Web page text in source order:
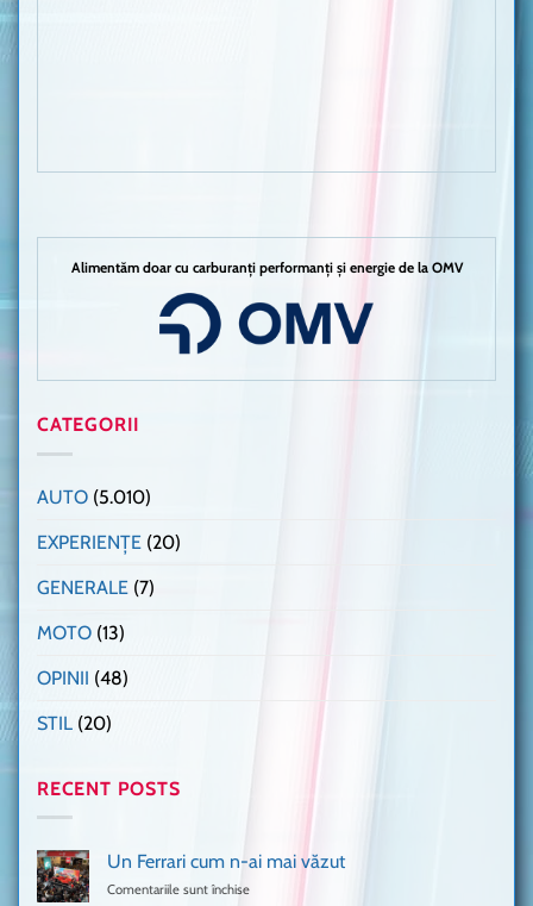
Alimentăm doar cu carburanți performanți și energie de la OMV
CATEGORII
AUTO (5.010)
EXPERIENȚE (20)
GENERALE (7)
MOTO (13)
OPINII (48)
STIL (20)
RECENT POSTS
Un Ferrari cum n-ai mai văzut
Comentariile sunt închise